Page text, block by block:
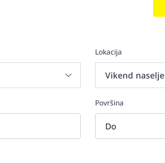
Lokacija
Vikend naselje
Površina